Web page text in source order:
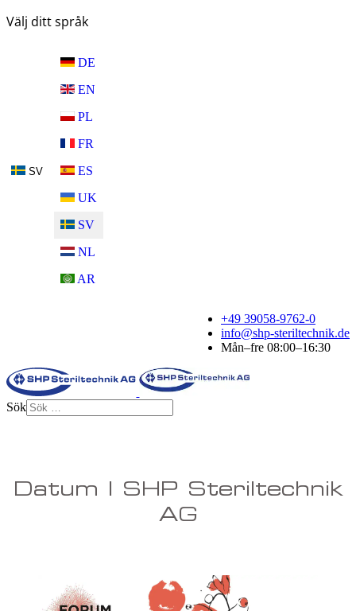
Välj ditt språk
SV
DE
EN
PL
FR
ES
UK
SV
NL
AR
+49 39058-9762-0
info@shp-steriltechnik.de
Mån–fre 08:00–16:30
Sök
Datum | SHP Steriltechnik
AG